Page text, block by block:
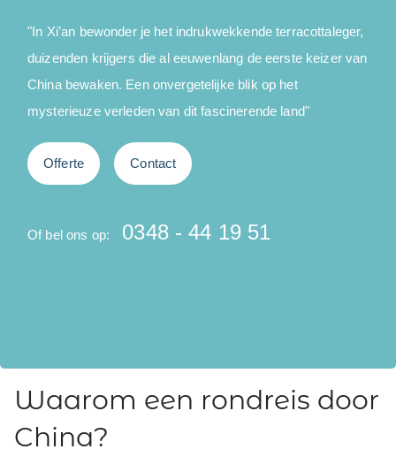
"In Xi’an bewonder je het indrukwekkende terracottaleger,
duizenden krijgers die al eeuwenlang de eerste keizer van
China bewaken. Een onvergetelijke blik op het
mysterieuze verleden van dit fascinerende land"
Offerte Contact
Of bel ons op: 0348 - 44 19 51
Waarom een rondreis door
China?